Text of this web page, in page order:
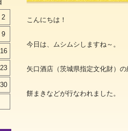
2
9
16
23
30
こんにちは！
今日は、ムシムシしますね～。
矢口酒店（茨城県指定文化財）
餅まきなどが行なわれました。